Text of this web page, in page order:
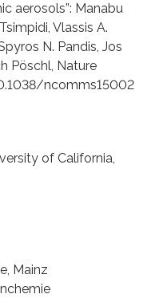
aerosols”: Manabu
Vlassis A.
N. Pandis, Jos
Pöschl, Nature
ncomms15002
of California,
Mainz